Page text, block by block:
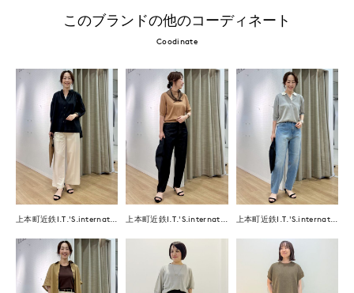
このブランドの他のコーディネート
Coodinate